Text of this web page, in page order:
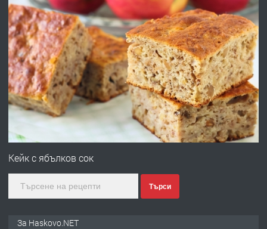
преди 3 дни
ПРЕДЛАГА
Нов апартамент на ул. Липа до
Езикова гимназия
преди 3 дни
🔑 ОБЗАВЕДЕНА ГАРСОНИЕРА ПОД
КОМПЛЕКС „ВЕСПРЕМ“, ГР. ХАСКОВО
Кейк с ябълков сок
Търси
За Haskovo.NET